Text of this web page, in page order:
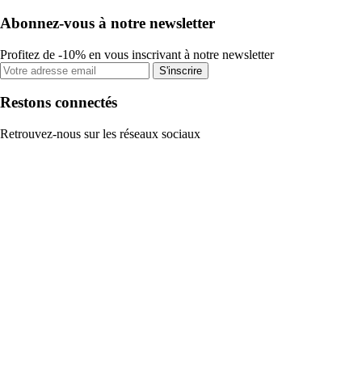
Abonnez-vous à notre newsletter
Profitez de -10% en vous inscrivant à notre newsletter
S'inscrire
Restons connectés
Retrouvez-nous sur les réseaux sociaux